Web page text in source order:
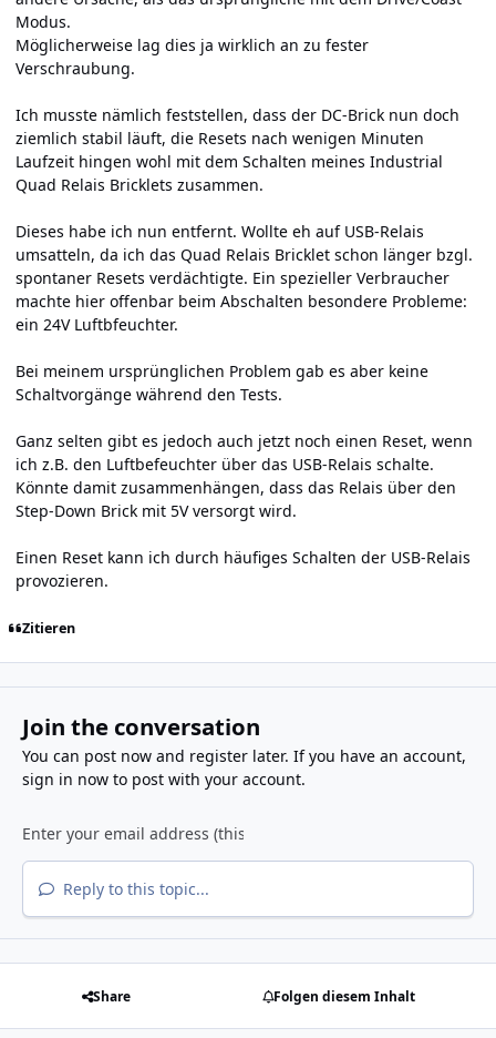
Modus.
Möglicherweise lag dies ja wirklich an zu fester
Verschraubung.
Ich musste nämlich feststellen, dass der DC-Brick nun doch
ziemlich stabil läuft, die Resets nach wenigen Minuten
Laufzeit hingen wohl mit dem Schalten meines Industrial
Quad Relais Bricklets zusammen.
Dieses habe ich nun entfernt. Wollte eh auf USB-Relais
umsatteln, da ich das Quad Relais Bricklet schon länger bzgl.
spontaner Resets verdächtigte. Ein spezieller Verbraucher
machte hier offenbar beim Abschalten besondere Probleme:
ein 24V Luftbfeuchter.
Bei meinem ursprünglichen Problem gab es aber keine
Schaltvorgänge während den Tests.
Ganz selten gibt es jedoch auch jetzt noch einen Reset, wenn
ich z.B. den Luftbefeuchter über das USB-Relais schalte.
Könnte damit zusammenhängen, dass das Relais über den
Step-Down Brick mit 5V versorgt wird.
Einen Reset kann ich durch häufiges Schalten der USB-Relais
provozieren.
Zitieren
Join the conversation
You can post now and register later. If you have an account,
sign in nowto post with your account.
Reply to this topic...
Share Folgen diesem Inhalt